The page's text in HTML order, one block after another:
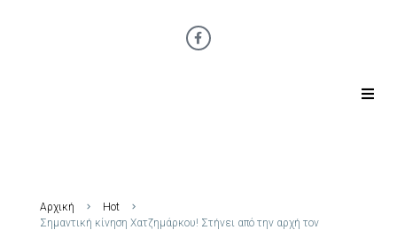
Αρχική
Hot
Σημαντική κίνηση Χατζημάρκου! Στήνει από την αρχή τον